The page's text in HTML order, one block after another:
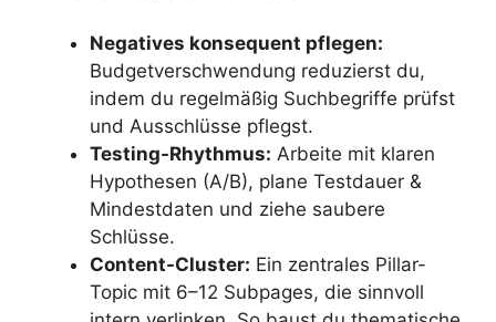
Negatives konsequent pflegen:
Budgetverschwendung reduzierst du,
indem du regelmäßig Suchbegriffe prüfst
und Ausschlüsse pflegst.
Testing-Rhythmus: Arbeite mit klaren
Hypothesen (A/B), plane Testdauer &
Mindestdaten und ziehe saubere
Schlüsse.
Content-Cluster: Ein zentrales Pillar-
Topic mit 6–12 Subpages, die sinnvoll